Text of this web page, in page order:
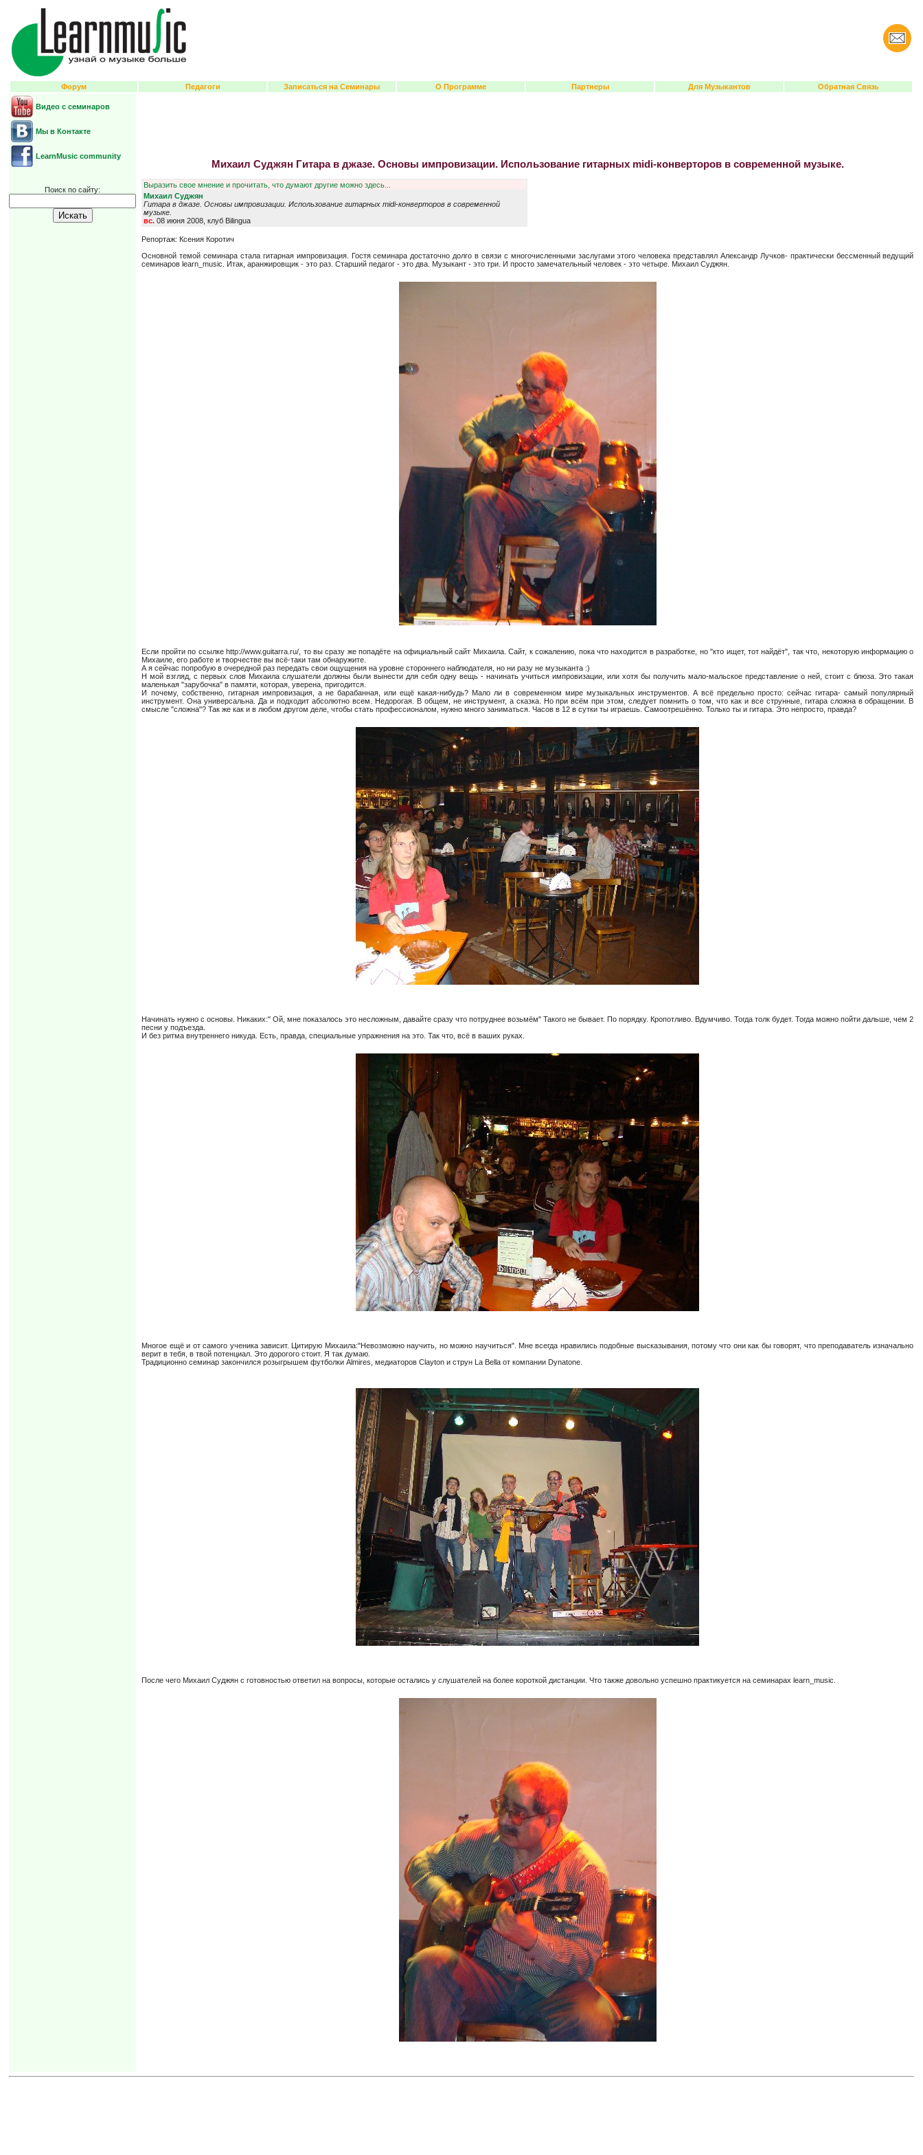
Форум Педагоги Записаться на Семинары О Программе Партнеры Для Музыкантов Обратная Связь
Видео с семинаров
Мы в Контакте
LearnMusic community
Поиск по сайту:
Михаил Суджян Гитара в джазе. Основы импровизации. Использование гитарных midi-конверторов в современной музыке.
Выразить свое мнение и прочитать, что думают другие можно здесь...
Михаил Суджян
Гитара в джазе. Основы импровизации. Использование гитарных midi-конверторов в современной
музыке.
вс. 08 июня 2008, клуб Bilingua
Репортаж: Ксения Коротич
Основной темой семинара стала гитарная импровизация. Гостя семинара достаточно долго в связи с многочисленными заслугами этого человека представлял Александр Лучков- практически бессменный ведущий
семинаров learn_music. Итак, аранжировщик - это раз. Старший педагог - это два. Музыкант - это три. И просто замечательный человек - это четыре. Михаил Суджян.
Если пройти по ссылке http://www.guitarra.ru/, то вы сразу же попадёте на официальный сайт Михаила. Сайт, к сожалению, пока что находится в разработке, но "кто ищет, тот найдёт", так что, некоторую информацию о
Михаиле, его работе и творчестве вы всё-таки там обнаружите.
А я сейчас попробую в очередной раз передать свои ощущения на уровне стороннего наблюдателя, но ни разу не музыканта :)
Н мой взгляд, с первых слов Михаила слушатели должны были вынести для себя одну вещь - начинать учиться импровизации, или хотя бы получить мало-мальское представление о ней, стоит с блюза. Это такая
маленькая "зарубочка" в памяти, которая, уверена, пригодится.
И почему, собственно, гитарная импровизация, а не барабанная, или ещё какая-нибудь? Мало ли в современном мире музыкальных инструментов. А всё предельно просто: сейчас гитара- самый популярный
инструмент. Она универсальна. Да и подходит абсолютно всем. Недорогая. В общем, не инструмент, а сказка. Но при всём при этом, следует помнить о том, что как и все струнные, гитара сложна в обращении. В
смысле "сложна"? Так же как и в любом другом деле, чтобы стать профессионалом, нужно много заниматься. Часов в 12 в сутки ты играешь. Самоотрешённо. Только ты и гитара. Это непросто, правда?
Начинать нужно с основы. Никаких:" Ой, мне показалось это несложным, давайте сразу что потруднее возьмём" Такого не бывает. По порядку. Кропотливо. Вдумчиво. Тогда толк будет. Тогда можно пойти дальше, чем 2
песни у подъезда.
И без ритма внутреннего никуда. Есть, правда, специальные упражнения на это. Так что, всё в ваших руках.
Многое ещё и от самого ученика зависит. Цитирую Михаила:"Невозможно научить, но можно научиться". Мне всегда нравились подобные высказывания, потому что они как бы говорят, что преподаватель изначально
верит в тебя, в твой потенциал. Это дорогого стоит. Я так думаю.
Традиционно семинар закончился розыгрышем футболки Almires, медиаторов Clayton и струн La Bella от компании Dynatone.
После чего Михаил Суджян с готовностью ответил на вопросы, которые остались у слушателей на более короткой дистанции. Что также довольно успешно практикуется на семинарах learn_music.